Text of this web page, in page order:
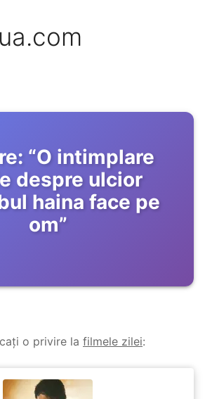
“O intimplare
despre ulcior
haina face pe
om”
o privire la filmele zilei: